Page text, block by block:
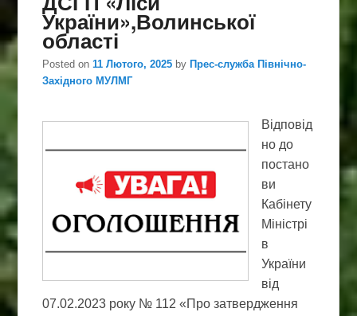
України»,Волинської
області
Posted on11 Лютого, 2025 by Прес-служба Північно-
Західного МУЛМГ
Відповід
но до
постано
ви
Кабінету
Міністрі
в
України
від
07.02.2023 року № 112 «Про затвердження